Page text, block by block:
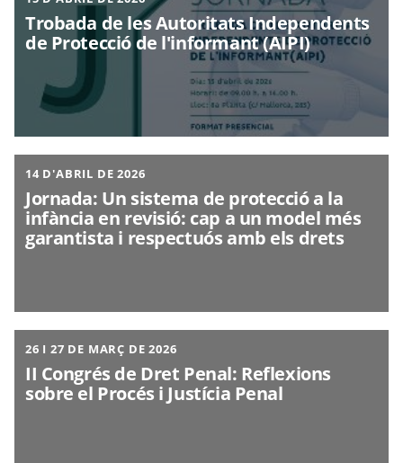
Trobada de les Autoritats Independents
de Protecció de l'informant (AIPI)
14 D'ABRIL DE 2026
Jornada: Un sistema de protecció a la
infància en revisió: cap a un model més
garantista i respectuós amb els drets
26 I 27 DE MARÇ DE 2026
II Congrés de Dret Penal: Reflexions
sobre el Procés i Justícia Penal